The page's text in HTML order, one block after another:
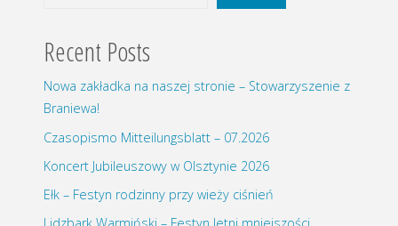
Recent Posts
Nowa zakładka na naszej stronie – Stowarzyszenie z
Braniewa!
Czasopismo Mitteilungsblatt – 07.2026
Koncert Jubileuszowy w Olsztynie 2026
Ełk – Festyn rodzinny przy wieży ciśnień